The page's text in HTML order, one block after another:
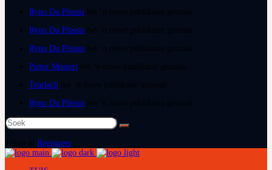
Ryno Du Plessis
Ryno Du Plessis
Ryno Du Plessis
Pieter Mostert
Tearlach
Ryno Du Plessis
Soek
na:
Registreer